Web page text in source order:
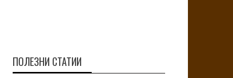
ПОЛЕЗНИ СТАТИИ